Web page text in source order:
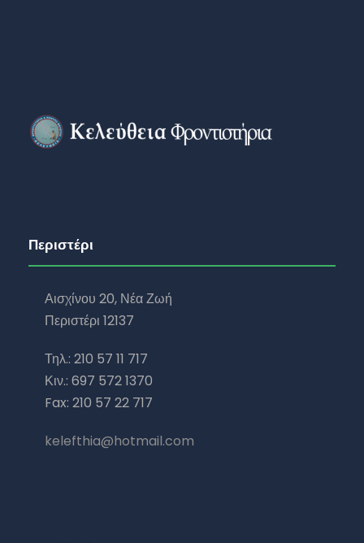
Περιστέρι
Αισχίνου 20, Νέα Ζωή
Περιστέρι 12137
Τηλ.: 210 57 11 717
Κιν.: 697 572 1370
Fax: 210 57 22 717
kelefthia@hotmail.com